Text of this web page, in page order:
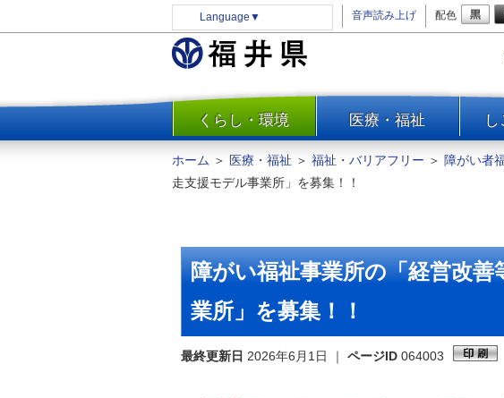
Language ▼ 音声読み上げ 配色
一覧
くらし・環境 医療・福祉 し
防災
安全安心
住まい・土地
環境問題・廃棄物対策・リサ
イクル
まちづくり
交通・道路
ホーム ＞ 医療・福祉 ＞ 福祉・バリアフリー ＞ 障がい者
走支援モデル事業所」を募集！！
障がい福祉事業所の「経営改
業所」を募集！！
最終更新日 2026年6月1日 ｜ ページID 064003